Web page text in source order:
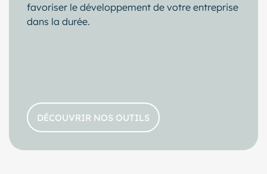
favoriser le développement de votre entreprise
dans la durée.
DÉCOUVRIR NOS OUTILS